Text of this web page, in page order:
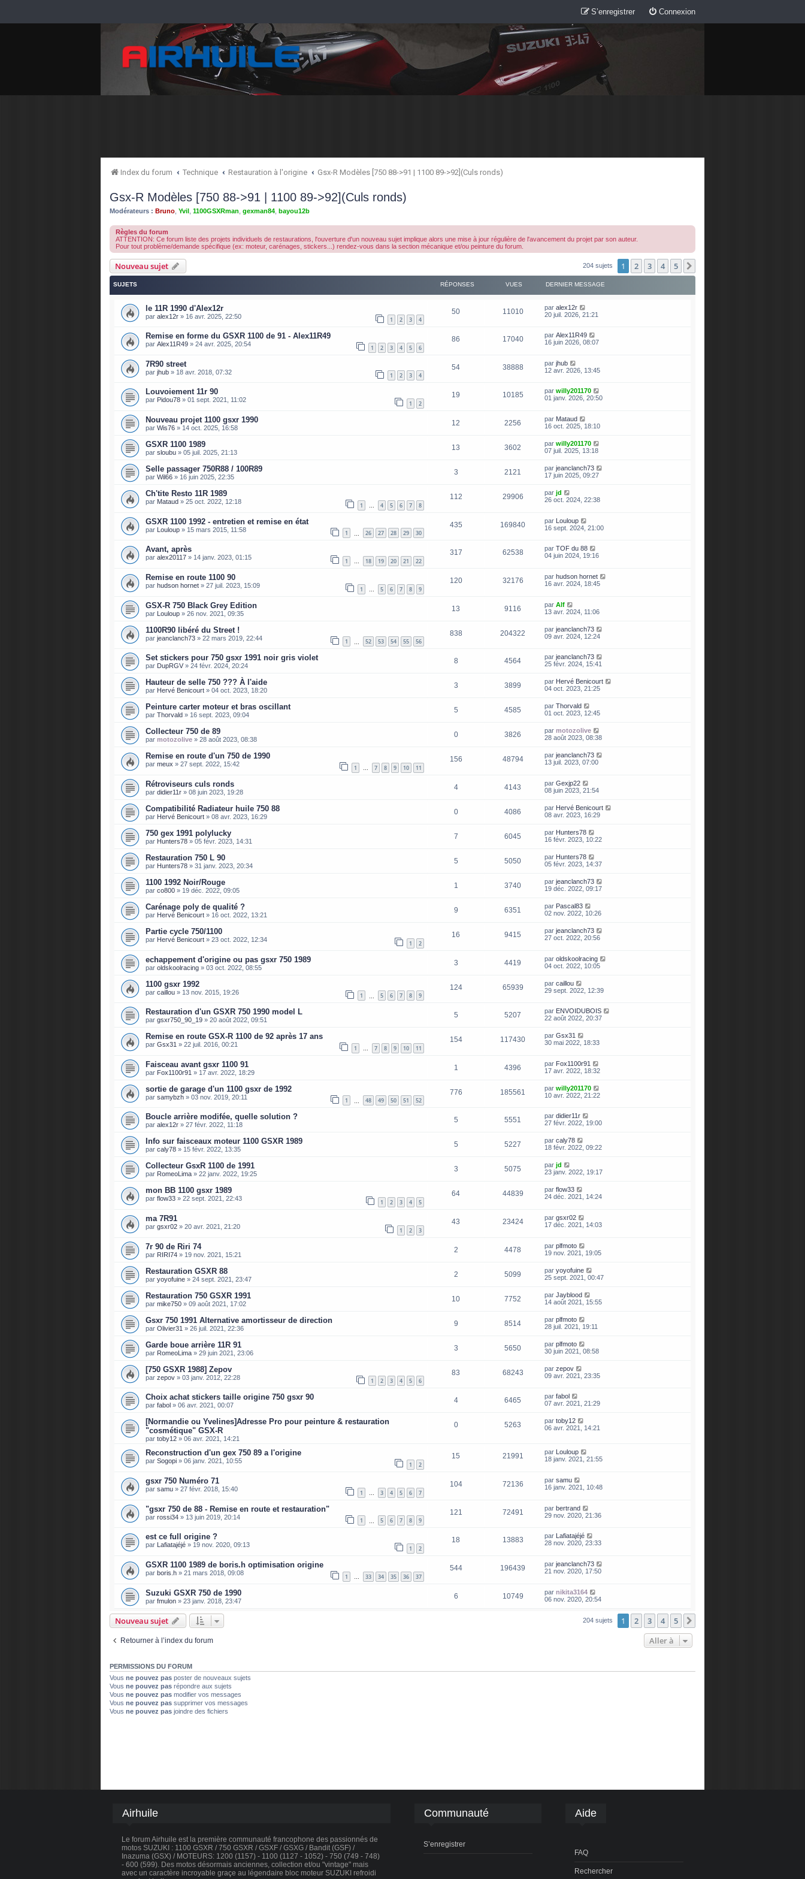
Connexion
S’enregistrer
Index du forum Technique Restauration à l'origine Gsx-R Modèles [750 88->91 | 1100 89->92](Culs ronds)
Gsx-R Modèles [750 88->91 | 1100 89->92](Culs ronds)
Modérateurs : Bruno Yvil 1100GSXRman gexman84 bayou12b
Règles du forum
ATTENTION: Ce forum liste des projets individuels de restaurations, l'ouverture d'un nouveau sujet implique alors une mise à jour régulière de l'avancement du projet par son auteur.
Pour tout problème/demande spécifique (ex: moteur, carénages, stickers...) rendez-vous dans la section mécanique et/ou peinture du forum.
Nouveau sujet 204 sujets 1 2 3 4 5
SUJETS RÉPONSES VUES DERNIER MESSAGE
le 11R 1990 d'Alex12r
par alex12r » 16 avr. 2025, 22:50 1 2 3 4
50 11010 par alex12r
20 juil. 2026, 21:21
Remise en forme du GSXR 1100 de 91 - Alex11R49
par Alex11R49 » 24 avr. 2025, 20:54 1 2 3 4 5 6
86 17040 par Alex11R49
16 juin 2026, 08:07
7R90 street
par jhub » 18 avr. 2018, 07:32 1 2 3 4
54 38888 par jhub
12 avr. 2026, 13:45
Louvoiement 11r 90
par Pidou78 » 01 sept. 2021, 11:02 1 2
19 10185 par willy201170
01 janv. 2026, 20:50
Nouveau projet 1100 gsxr 1990
par Wis76 » 14 oct. 2025, 16:58
12 2256 par Mataud
16 oct. 2025, 18:10
GSXR 1100 1989
par sloubu » 05 juil. 2025, 21:13
13 3602 par willy201170
07 juil. 2025, 13:18
Selle passager 750R88 / 100R89
par Wil66 » 16 juin 2025, 22:35
3 2121 par jeanclanch73
17 juin 2025, 09:27
Ch'tite Resto 11R 1989
par Mataud » 25 oct. 2022, 12:18 1 … 4 5 6 7 8
112 29906 par jd
26 oct. 2024, 22:38
GSXR 1100 1992 - entretien et remise en état
par Louloup » 15 mars 2015, 11:58 1 26 27 28 29 30
435 169840 par Louloup
16 sept. 2024, 21:00
Avant, après
par alex20117 » 14 janv. 2023, 01:15 1 … 18 19 20 21 22
317 62538 par TOF du 88
04 juin 2024, 19:16
Remise en route 1100 90
par hudson hornet » 27 juil. 2023, 15:09 1 … 5 6 7 8 9
120 32176 par hudson hornet
16 avr. 2024, 18:45
GSX-R 750 Black Grey Edition
par Louloup » 26 nov. 2021, 09:35
13 9116 par Alf
13 avr. 2024, 11:06
1100R90 libéré du Street !
par jeanclanch73 » 22 mars 2019, 22:44 1 52 53 54 55 56
838 204322 par jeanclanch73
09 avr. 2024, 12:24
Set stickers pour 750 gsxr 1991 noir gris violet
par DupRGV » 24 févr. 2024, 20:24
8 4564 par jeanclanch73
25 févr. 2024, 15:41
Hauteur de selle 750 ??? À l'aide
par Hervé Benicourt » 04 oct. 2023, 18:20
3 3899 par Hervé Benicourt
04 oct. 2023, 21:25
Peinture carter moteur et bras oscillant
par Thorvald » 16 sept. 2023, 09:04
5 4585 par Thorvald
01 oct. 2023, 12:45
Collecteur 750 de 89
par motozolive » 28 août 2023, 08:38
0 3826 par motozolive
28 août 2023, 08:38
Remise en route d'un 750 de 1990
par meux » 27 sept. 2022, 15:42 1 … 7 8 9 10 11
156 48794 par jeanclanch73
13 juil. 2023, 07:00
Rétroviseurs culs ronds
par didier11r » 08 juin 2023, 19:28
4 4143 par Gexjp22
08 juin 2023, 21:54
Compatibilité Radiateur huile 750 88
par Hervé Benicourt » 08 avr. 2023, 16:29
0 4086 par Hervé Benicourt
08 avr. 2023, 16:29
750 gex 1991 polylucky
par Hunters78 » 05 févr. 2023, 14:31
7 6045 par Hunters78
16 févr. 2023, 10:22
Restauration 750 L 90
par Hunters78 » 31 janv. 2023, 20:34
5 5050 par Hunters78
05 févr. 2023, 14:37
1100 1992 Noir/Rouge
par co800 » 19 déc. 2022, 09:05
1 3740 par jeanclanch73
19 déc. 2022, 09:17
Carénage poly de qualité ?
par Hervé Benicourt » 16 oct. 2022, 13:21
9 6351 par Pascal83
02 nov. 2022, 10:26
Partie cycle 750/1100
par Hervé Benicourt » 23 oct. 2022, 12:34 1 2
16 9415 par jeanclanch73
27 oct. 2022, 20:56
echappement d'origine ou pas gsxr 750 1989
par oldskoolracing » 03 oct. 2022, 08:55
3 4419 par oldskoolracing
04 oct. 2022, 10:05
1100 gsxr 1992
par caillou » 13 nov. 2015, 19:26 1 5 6 7 8 9
124 65939 par caillou
29 sept. 2022, 12:39
Restauration d'un GSXR 750 1990 model L
par gsxr750_90_19 » 20 août 2022, 09:51
5 5207 par ENVOIDUBOIS
22 août 2022, 20:37
Remise en route GSX-R 1100 de 92 après 17 ans
par Gsx31 » 22 juil. 2016, 00:21 1 … 7 8 9 10 11
154 117430 par Gsx31
30 mai 2022, 18:33
Faisceau avant gsxr 1100 91
par Fox1100r91 » 17 avr. 2022, 18:29
1 4396 par Fox1100r91
17 avr. 2022, 18:32
sortie de garage d'un 1100 gsxr de 1992
par samybzh » 03 nov. 2019, 20:11 1 48 49 50 51 52
776 185561 par willy201170
10 avr. 2022, 21:22
Boucle arrière modifée, quelle solution ?
par alex12r » 27 févr. 2022, 11:18
5 5551 par didier11r
27 févr. 2022, 19:00
Info sur faisceaux moteur 1100 GSXR 1989
par caly78 » 15 févr. 2022, 13:35
5 5227 par caly78
18 févr. 2022, 09:22
Collecteur GsxR 1100 de 1991
par RomeoLima » 22 janv. 2022, 19:25
3 5075 par jd
23 janv. 2022, 19:17
mon BB 1100 gsxr 1989
par flow33 » 22 sept. 2021, 22:43 1 2 3 4 5
64 44839 par flow33
24 déc. 2021, 14:24
ma 7R91
par gsxr02 » 20 avr. 2021, 21:20 1 2 3
43 23424 par gsxr02
17 déc. 2021, 14:03
7r 90 de Riri 74
par RIRI74 » 19 nov. 2021, 15:21
2 4478 par plfmoto
19 nov. 2021, 19:05
Restauration GSXR 88
par yoyofuine » 24 sept. 2021, 23:47
2 5099 par yoyofuine
25 sept. 2021, 00:47
Restauration 750 GSXR 1991
par mike750 » 09 août 2021, 17:02
10 7752 par Jayblood
14 août 2021, 15:55
Gsxr 750 1991 Alternative amortisseur de direction
par Olivier31 » 26 juil. 2021, 22:36
9 8514 par plfmoto
28 juil. 2021, 19:11
Garde boue arrière 11R 91
par RomeoLima » 29 juin 2021, 23:06
3 5650 par plfmoto
30 juin 2021, 08:58
[750 GSXR 1988] Zepov
par zepov » 03 janv. 2012, 22:28 1 2 3 4 5 6
83 68243 par zepov
09 avr. 2021, 23:35
Choix achat stickers taille origine 750 gsxr 90
par fabol » 06 avr. 2021, 00:07
4 6465 par fabol
07 avr. 2021, 21:29
[Normandie ou Yvelines]Adresse Pro pour peinture & restauration
"cosmétique" GSX-R
par toby12 » 06 avr. 2021, 14:21
0 5263 par toby12
06 avr. 2021, 14:21
Reconstruction d'un gex 750 89 a l'origine
par Sogopi » 06 janv. 2021, 10:55 1 2
15 21991 par
Louloup
18 janv. 2021, 21:55
gsxr 750 Numéro 71
par samu » 27 févr. 2018, 15:40 1 … 3 4 5 6 7
104 72136 par samu
16 janv. 2021, 10:48
"gsxr 750 de 88 - Remise en route et restauration"
par rossi34 » 13 juin 2019, 20:14 1 5 6 7 8 9
121 72491 par bertrand
29 nov. 2020, 21:36
est ce full origine ?
par Lafiatajéjé » 19 nov. 2020, 09:13 1 2
18 13883 par
Lafiatajéjé
28 nov. 2020, 23:33
GSXR 1100 1989 de boris.h optimisation origine
par boris.h » 21 mars 2018, 09:08 1 … 33 34 35 36 37
544 196439 par jeanclanch73
21 nov. 2020, 17:50
Suzuki GSXR 750 de 1990
par fmulon » 23 janv. 2018, 23:47
6 10749 par nikita3164
06 nov. 2020, 20:54
Nouveau sujet 204 sujets 1 2 3 4 5
Retourner à l’index du forum Aller à
PERMISSIONS DU FORUM
Vous ne pouvez pas poster de nouveaux sujets
Vous ne pouvez pas répondre aux sujets
Vous ne pouvez pas modifier vos messages
Vous ne pouvez pas supprimer vos messages
Vous ne pouvez pas joindre des fichiers
Airhuile
Le forum Airhuile est la première communauté francophone des passionnés de
motos SUZUKI : 1100 GSXR / 750 GSXR / GSXF / GSXG / Bandit (GSF) /
Inazuma (GSX) / MOTEURS: 1200 (1157) - 1100 (1127 - 1052) - 750 (749 - 748)
- 600 (599). Des motos désormais anciennes, collection et/ou "vintage" mais
avec un caractère incroyable graçe au légendaire bloc moteur SUZUKI refroidi
Communauté
S’enregistrer
Aide
FAQ
Rechercher